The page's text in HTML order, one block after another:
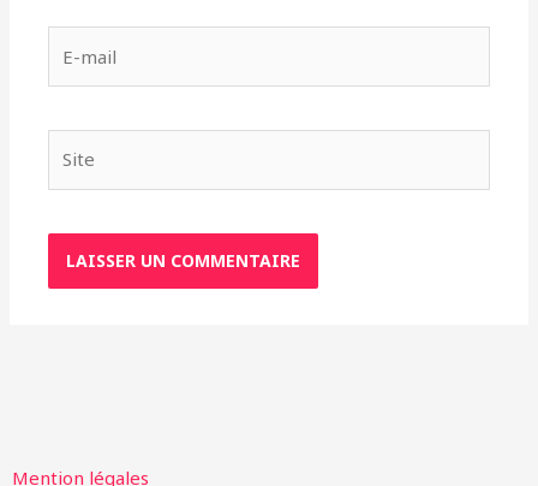
mail
Mention légales